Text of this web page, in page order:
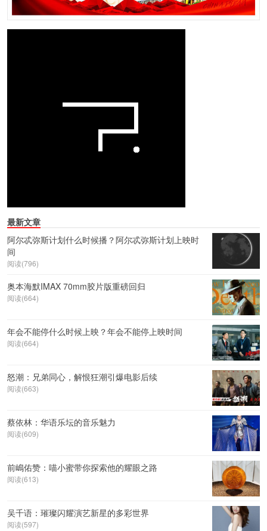
最新文章
阿尔忒弥斯计划什么时候播？阿尔忒弥斯计划上映时
间
阅读(796)
奥本海默IMAX 70mm胶片版重磅回归
阅读(664)
年会不能停什么时候上映？年会不能停上映时间
阅读(664)
怒潮：兄弟同心，解恨狂潮引爆电影后续
阅读(663)
蔡依林：华语乐坛的音乐魅力
阅读(609)
前嶋佑赞：喵小蜜带你探索他的耀眼之路
阅读(613)
吴千语：璀璨闪耀演艺新星的多彩世界
阅读(597)